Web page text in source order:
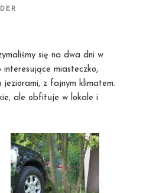
się na dwa dni w
miasteczko,
jeziorami, z fajnym klimatem.
ale obfituje w lokale i